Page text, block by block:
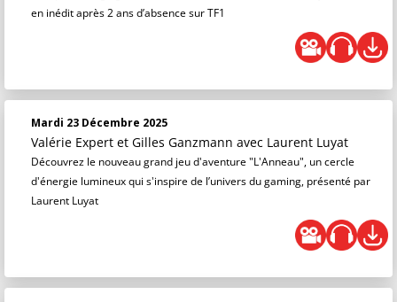
en inédit après 2 ans d’absence sur TF1
Mardi 23 Décembre 2025
Valérie Expert et Gilles Ganzmann avec Laurent Luyat
Découvrez le nouveau grand jeu d'aventure "L'Anneau", un cercle
d'énergie lumineux qui s'inspire de l’univers du gaming, présenté par
Laurent Luyat